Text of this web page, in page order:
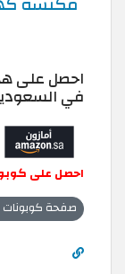
احصل على
في
احصل على كوبون خصم 10٪
صفحة كوبونات